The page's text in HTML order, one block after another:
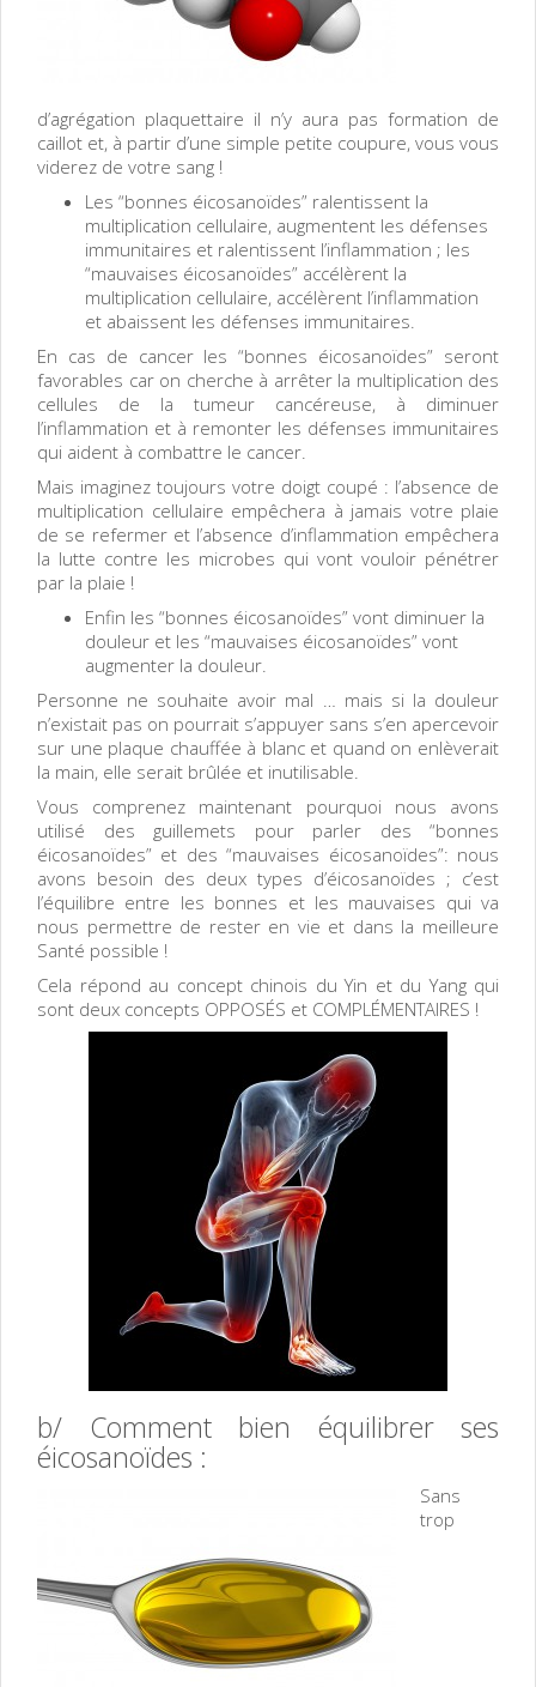
d’agrégation plaquettaire il n’y aura pas formation de
caillot et, à partir d’une simple petite coupure, vous vous
viderez de votre sang !
Les “bonnes éicosanoïdes” ralentissent la
multiplication cellulaire, augmentent les défenses
immunitaires et ralentissent l’inflammation ; les
“mauvaises éicosanoïdes” accélèrent la
multiplication cellulaire, accélèrent l’inflammation
et abaissent les défenses immunitaires.
En cas de cancer les “bonnes éicosanoïdes” seront
favorables car on cherche à arrêter la multiplication des
cellules de la tumeur cancéreuse, à diminuer
l’inflammation et à remonter les défenses immunitaires
qui aident à combattre le cancer.
Mais imaginez toujours votre doigt coupé : l’absence de
multiplication cellulaire empêchera à jamais votre plaie
de se refermer et l’absence d’inflammation empêchera
la lutte contre les microbes qui vont vouloir pénétrer
par la plaie !
Enfin les “bonnes éicosanoïdes” vont diminuer la
douleur et les “mauvaises éicosanoïdes” vont
augmenter la douleur.
Personne ne souhaite avoir mal … mais si la douleur
n’existait pas on pourrait s’appuyer sans s’en apercevoir
sur une plaque chauffée à blanc et quand on enlèverait
la main, elle serait brûlée et inutilisable.
Vous comprenez maintenant pourquoi nous avons
utilisé des guillemets pour parler des “bonnes
éicosanoïdes” et des “mauvaises éicosanoïdes”: nous
avons besoin des deux types d’éicosanoïdes ; c’est
l’équilibre entre les bonnes et les mauvaises qui va
nous permettre de rester en vie et dans la meilleure
Santé possible !
Cela répond au concept chinois du Yin et du Yang qui
sont deux concepts OPPOSÉS et COMPLÉMENTAIRES !
b/ Comment bien équilibrer ses
éicosanoïdes :
Sans
trop